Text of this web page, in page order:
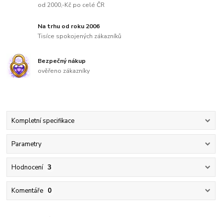
od 2000,-Kč po celé ČR
Na trhu od roku 2006
Tisíce spokojených zákazníků
Bezpečný nákup
ověřeno zákazníky
Kompletní specifikace
Parametry
Hodnocení 3
Komentáře 0